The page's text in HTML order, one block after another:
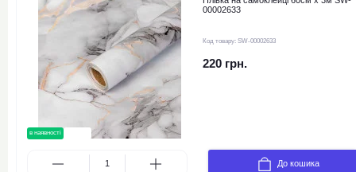
в наявності
00002633
Код товару: SW-00002633
220 грн.
До кошика